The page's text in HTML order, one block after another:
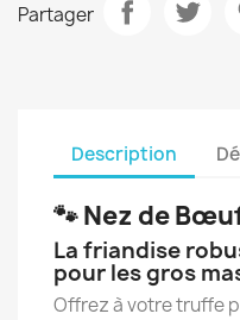
Partager
Description
🐾Nez de
La friandise
pour les gros
Offrez à votre truffe